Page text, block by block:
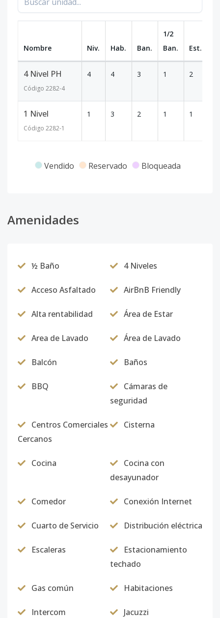
Nombre Niv. Hab. Ban.
1/2
Ban.
Est.
4 Nivel PH
Código 2282-4
4 4 3 1 2
1 Nivel
Código 2282-1
1 3 2 1 1
Vendido Reservado Bloqueada
Amenidades
½ Baño 4 Niveles
Acceso Asfaltado AirBnB Friendly
Alta rentabilidad Área de Estar
Area de Lavado Área de Lavado
Balcón Baños
BBQ
Cámaras de
seguridad
Centros Comerciales
Cercanos
Cisterna
Cocina
Cocina con
desayunador
Comedor Conexión Internet
Cuarto de Servicio Distribución eléctrica
Escaleras
Estacionamiento
techado
Gas común Habitaciones
Intercom Jacuzzi